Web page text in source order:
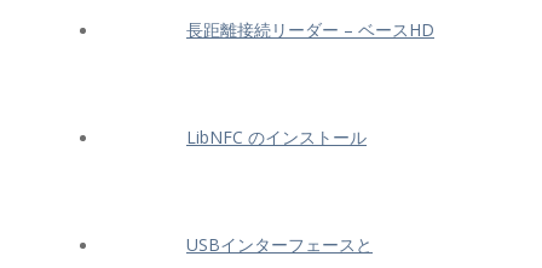
長距離接続リーダー – ベースHD
LibNFC のインストール
USBインターフェースと